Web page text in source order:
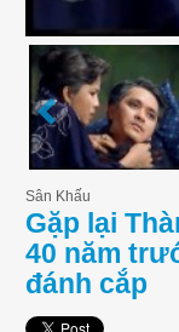
Sân Khấu
Gặp lại
40 năm
đánh cắp